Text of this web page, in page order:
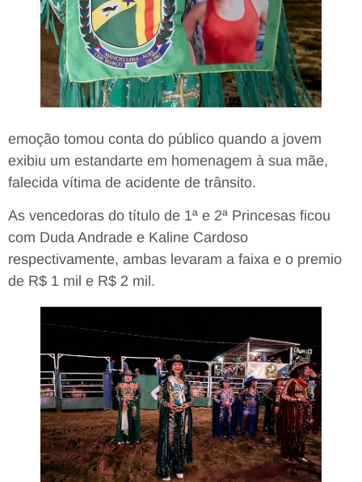
emoção tomou conta do público quando a jovem
exibiu um estandarte em homenagem à sua mãe,
falecida vítima de acidente de trânsito.
As vencedoras do título de 1ª e 2ª Princesas ficou
com Duda Andrade e Kaline Cardoso
respectivamente, ambas levaram a faixa e o premio
de R$ 1 mil e R$ 2 mil.